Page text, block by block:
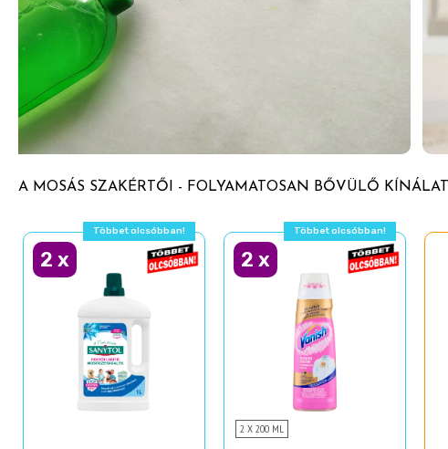
A MOSÁS SZAKÉRTŐI - FOLYAMATOSAN BŐVÜLŐ KÍNÁLAT
Többet olcsóbban!
2 x
Többet olcsóbban!
2 x
2 X 200 ML